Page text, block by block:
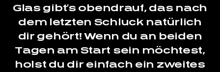
Glas gibt’s obendrauf, das nach
dem letzten Schluck natürlich
dir gehört! Wenn du an beiden
Tagen am Start sein möchtest,
holst du dir einfach ein zweites